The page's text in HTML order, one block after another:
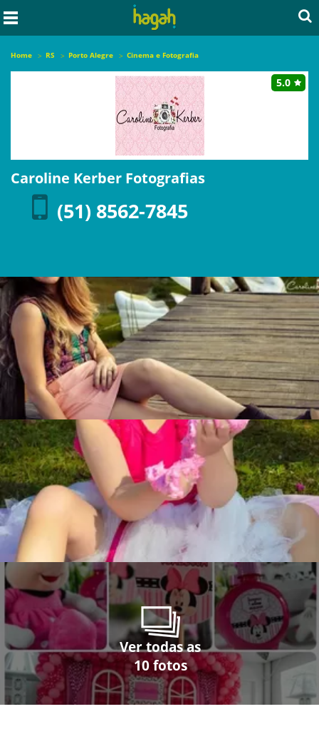
Home RS Porto Alegre Cinema e Fotografia
5.0
Caroline Kerber Fotografias
(51) 8562-7845
Ver todas as
10 fotos
Ver todas as
10 fotos
Ver todas as
10 fotos
Ver todas as
10 fotos
Ver todas as
10 fotos
Ver todas as
10 fotos
Ver todas as
10 fotos
Ver todas as
10 fotos
Ver todas as
10 fotos
Ver todas as
10 fotos